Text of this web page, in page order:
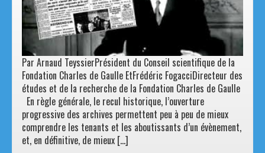
Par Arnaud TeyssierPrésident du Conseil scientifique de la
Fondation Charles de Gaulle EtFrédéric FogacciDirecteur des
études et de la recherche de la Fondation Charles de Gaulle
En règle générale, le recul historique, l’ouverture
progressive des archives permettent peu à peu de mieux
comprendre les tenants et les aboutissants d’un évènement,
et, en définitive, de mieux […]